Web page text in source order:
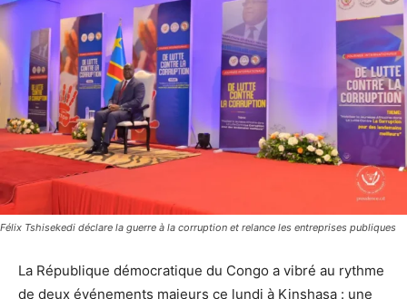
Félix Tshisekedi déclare la guerre à la corruption et relance les entreprises publiques
La République démocratique du Congo a vibré au rythme
de deux événements majeurs ce lundi à Kinshasa : une